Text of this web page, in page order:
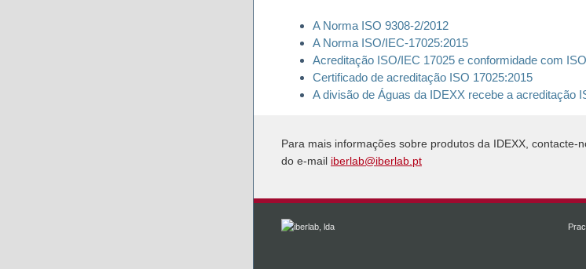
A Norma ISO 9308-2/2012
A Norma ISO/IEC-17025:2015
Acreditação ISO/IEC 17025 e conformidade com
Certificado de acreditação ISO 17025:2015
A divisão de Águas da IDEXX recebe a acreditação
Para mais informações sobre produtos da IDEXX, contacte-
do e-mail iberlab@iberlab.pt